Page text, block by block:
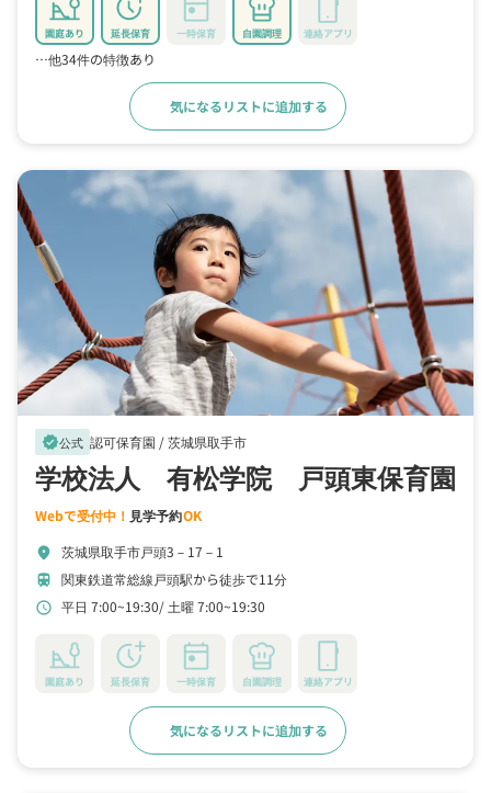
園庭あり 延長保育 一時保育 自園調理 連絡アプリ
…他34件の特徴あり
気になるリストに追加する
verified公式 認可保育園 /茨城県取手市
学校法人 有松学院 戸頭東保育園
Webで受付中！ 見学予約OK
location_on 茨城県取手市戸頭3－17－1
train 関東鉄道常総線戸頭駅から徒歩で11分
schedule 平日 7:00~19:30 土曜 7:00~19:30
園庭あり 延長保育 一時保育 自園調理 連絡アプリ
気になるリストに追加する